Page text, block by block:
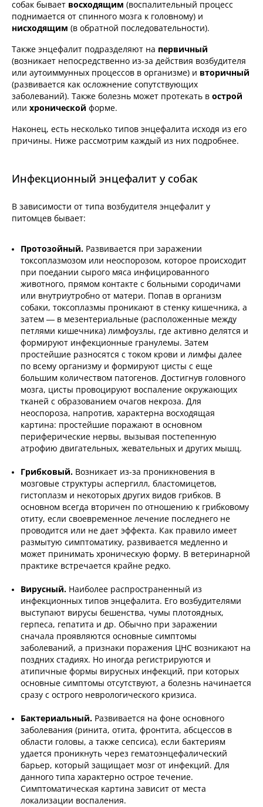
собак бывает восходящим (воспалительный процесс
поднимается от спинного мозга к головному) и
нисходящим (в обратной последовательности).
Также энцефалит подразделяют на первичный
(возникает непосредственно из-за действия возбудителя
или аутоиммунных процессов в организме) и вторичный
(развивается как осложнение сопутствующих
заболеваний). Также болезнь может протекать в острой
или хронической форме.
Наконец, есть несколько типов энцефалита исходя из его
причины. Ниже рассмотрим каждый из них подробнее.
Инфекционный энцефалит у собак
В зависимости от типа возбудителя энцефалит у
питомцев бывает:
Протозойный. Развивается при заражении
токсоплазмозом или неоспорозом, которое происходит
при поедании сырого мяса инфицированного
животного, прямом контакте с больными сородичами
или внутриутробно от матери. Попав в организм
собаки, токсоплазмы проникают в стенку кишечника, а
затем — в мезентериальные (расположенные между
петлями кишечника) лимфоузлы, где активно делятся и
формируют инфекционные гранулемы. Затем
простейшие разносятся с током крови и лимфы далее
по всему организму и формируют цисты с еще
большим количеством патогенов. Достигнув головного
мозга, цисты провоцируют воспаление окружающих
тканей с образованием очагов некроза. Для
неоспороза, напротив, характерна восходящая
картина: простейшие поражают в основном
периферические нервы, вызывая постепенную
атрофию двигательных, жевательных и других мышц.
Грибковый. Возникает из-за проникновения в
мозговые структуры аспергилл, бластомицетов,
гистоплазм и некоторых других видов грибков. В
основном всегда вторичен по отношению к грибковому
отиту, если своевременное лечение последнего не
проводится или не дает эффекта. Как правило имеет
размытую симптоматику, развивается медленно и
может принимать хроническую форму. В ветеринарной
практике встречается крайне редко.
Вирусный. Наиболее распространенный из
инфекционных типов энцефалита. Его возбудителями
выступают вирусы бешенства, чумы плотоядных,
герпеса, гепатита и др. Обычно при заражении
сначала проявляются основные симптомы
заболеваний, а признаки поражения ЦНС возникают на
поздних стадиях. Но иногда регистрируются и
атипичные формы вирусных инфекций, при которых
основные симптомы отсутствуют, а болезнь начинается
сразу с острого неврологического кризиса.
Бактериальный. Развивается на фоне основного
заболевания (ринита, отита, фронтита, абсцессов в
области головы, а также сепсиса), если бактериям
удается проникнуть через гематоэнцефалический
барьер, который защищает мозг от инфекций. Для
данного типа характерно острое течение.
Симптоматическая картина зависит от места
локализации воспаления.